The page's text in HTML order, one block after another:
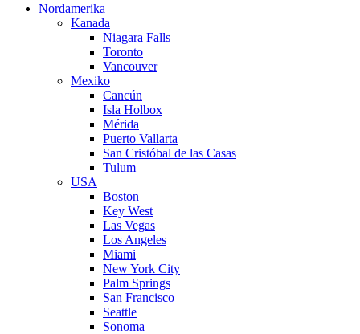
Nordamerika
Kanada
Niagara Falls
Toronto
Vancouver
Mexiko
Cancún
Isla Holbox
Mérida
Puerto Vallarta
San Cristóbal de las Casas
Tulum
USA
Boston
Key West
Las Vegas
Los Angeles
Miami
New York City
Palm Springs
San Francisco
Seattle
Sonoma